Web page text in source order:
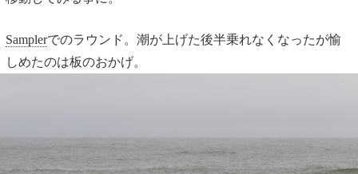
Samplerでのラウンド。潮が上げた後半乗れなくなったが愉
しめたのは板のおかげ。